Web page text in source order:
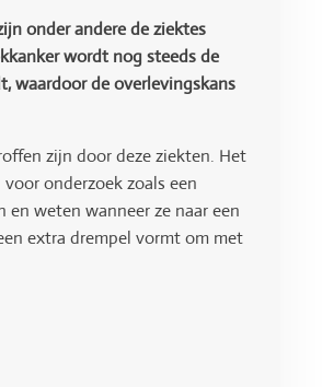
onder andere de ziektes
wordt nog steeds de
waardoor de overlevingskans
zijn door deze ziekten. Het
onderzoek zoals een
weten wanneer ze naar een
extra drempel vormt om met